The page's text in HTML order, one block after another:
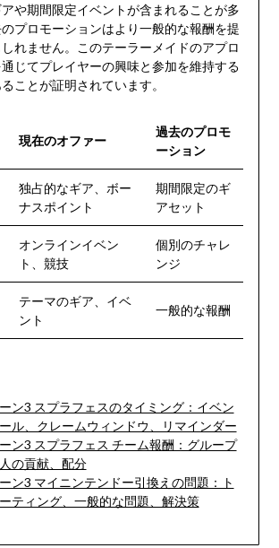
や期間限定イベントが含まれることが多
プロモーションはより一般的な報酬を提
れません。このテーラーメイドのアプロ
じてプレイヤーの興味と参加を維持する
ことが証明されています。
現在のオファー
過去のプロモ
ーション
独占的なギア、ボー
ナスポイント
期間限定のギ
アセット
オンラインイベン
ト、競技
個別のチャレ
ンジ
テーマのギア、イベ
ント
一般的な報酬
ン3 スプラフェスのタイミング：イベン
ル、クレームウィンドウ、リマインダー
ン3 スプラフェス チーム報酬：グループ
の貢献、配分
ン3 マイニンテンドー引換えの問題：ト
ティング、一般的な問題、解決策